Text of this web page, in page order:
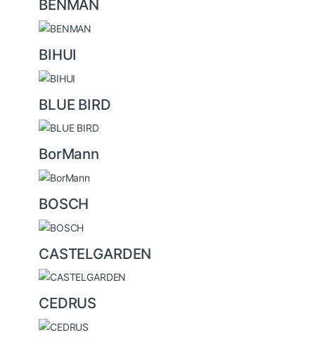
BENMAN
BIHUI
BLUE BIRD
BorMann
BOSCH
CASTELGARDEN
CEDRUS